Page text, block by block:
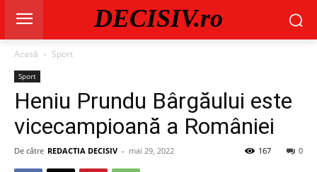
DECISIV.ro
Acasă Sport
Sport
Heniu Prundu Bârgăului este
vicecampioană a României
De către REDACTIA DECISIV - mai 29, 2022 0
167